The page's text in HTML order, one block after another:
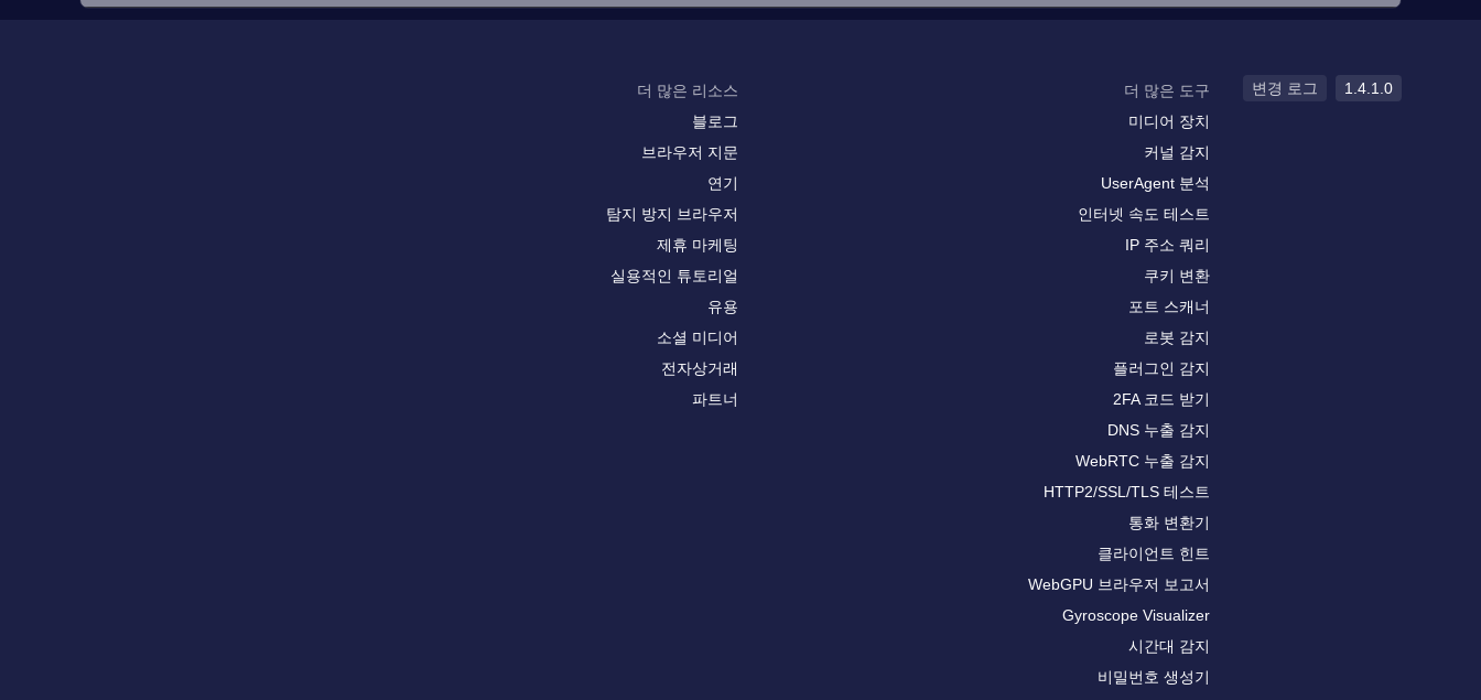
더 많은 리소스
블로그
브라우저 지문
연기
탐지 방지 브라우저
제휴 마케팅
실용적인 튜토리얼
유용
소셜 미디어
전자상거래
파트너
더 많은 도구
미디어 장치
커널 감지
UserAgent 분석
인터넷 속도 테스트
IP 주소 쿼리
쿠키 변환
포트 스캐너
로봇 감지
플러그인 감지
2FA 코드 받기
DNS 누출 감지
WebRTC 누출 감지
HTTP2/SSL/TLS 테스트
통화 변환기
클라이언트 힌트
WebGPU 브라우저 보고서
Gyroscope Visualizer
시간대 감지
비밀번호 생성기
변경 로그 1.4.1.0